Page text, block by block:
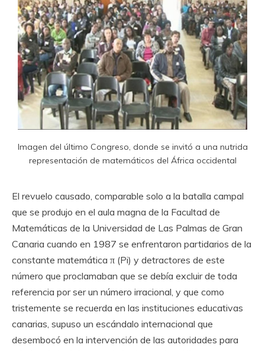
Imagen del último Congreso, donde se invitó a una nutrida
representación de matemáticos del África occidental
El revuelo causado, comparable solo a la batalla campal
que se produjo en el aula magna de la Facultad de
Matemáticas de la Universidad de Las Palmas de Gran
Canaria cuando en 1987 se enfrentaron partidarios de la
constante matemática π (Pi) y detractores de este
número que proclamaban que se debía excluir de toda
referencia por ser un número irracional, y que como
tristemente se recuerda en las instituciones educativas
canarias, supuso un escándalo internacional que
desembocó en la intervención de las autoridades para